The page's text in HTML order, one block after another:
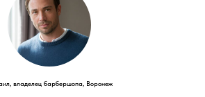
владелец барбершопа, Воронеж